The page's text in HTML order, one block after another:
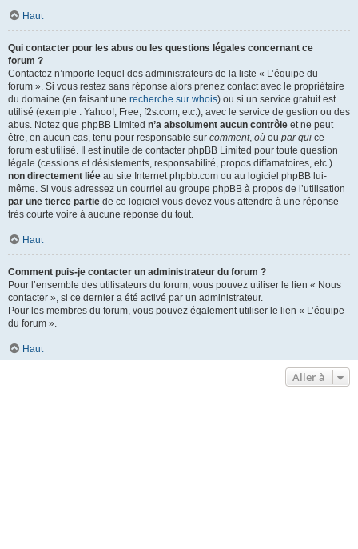
Haut
Qui contacter pour les abus ou les questions légales concernant ce
forum ?
Contactez n’importe lequel des administrateurs de la liste « L’équipe du
forum ». Si vous restez sans réponse alors prenez contact avec le propriétaire
du domaine (en faisant une recherche sur whois) ou si un service gratuit est
utilisé (exemple : Yahoo!, Free, f2s.com, etc.), avec le service de gestion ou des
abus. Notez que phpBB Limited n’a absolument aucun contrôle et ne peut
être, en aucun cas, tenu pour responsable sur comment, où ou par qui ce
forum est utilisé. Il est inutile de contacter phpBB Limited pour toute question
légale (cessions et désistements, responsabilité, propos diffamatoires, etc.)
non directement liée au site Internet phpbb.com ou au logiciel phpBB lui-
même. Si vous adressez un courriel au groupe phpBB à propos de l’utilisation
par une tierce partie de ce logiciel vous devez vous attendre à une réponse
très courte voire à aucune réponse du tout.
Haut
Comment puis-je contacter un administrateur du forum ?
Pour l’ensemble des utilisateurs du forum, vous pouvez utiliser le lien « Nous
contacter », si ce dernier a été activé par un administrateur.
Pour les membres du forum, vous pouvez également utiliser le lien « L’équipe
du forum ».
Haut
Aller à